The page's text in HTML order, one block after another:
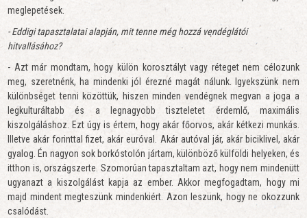
meglepetések.
- Eddigi tapasztalatai alapján, mit tenne még hozzá vendéglátói
hitvallásához?
- Azt már mondtam, hogy külön korosztályt vagy réteget nem célozunk
meg, szeretnénk, ha mindenki jól érezné magát nálunk. Igyekszünk nem
különbséget tenni közöttük, hiszen minden vendégnek megvan a joga a
legkulturáltabb és a legnagyobb tiszteletet érdemlő, maximális
kiszolgáláshoz. Ezt úgy is értem, hogy akár főorvos, akár kétkezi munkás.
Illetve akár forinttal fizet, akár euróval. Akár autóval jár, akár biciklivel, akár
gyalog. Én nagyon sok borkóstolón jártam, különböző külföldi helyeken, és
itthon is, országszerte. Szomorúan tapasztaltam azt, hogy nem mindenütt
ugyanazt a kiszolgálást kapja az ember. Akkor megfogadtam, hogy mi
majd mindent megteszünk mindenkiért. Azon leszünk, hogy ne okozzunk
csalódást.